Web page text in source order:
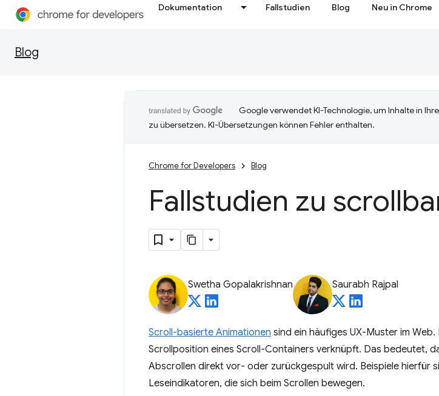
Dokumentation Fallstudien Blog Neu in Chrome
Blog
Google verwendet KI-Technologie, um Inhalte in
zu übersetzen. KI-Übersetzungen können Fehler enthalten.
Chrome for Developers Blog
Fallstudien zu
Swetha Gopalakrishnan Saurabh Rajpal
Scroll-basierte Animationen sind ein häufiges UX-Muster im
Scrollposition eines Scroll-Containers verknüpft. Das bedeutet,
Abscrollen direkt vor- oder zurückgespult wird. Beispiele hierfür
Leseindikatoren, die sich beim Scrollen bewegen.